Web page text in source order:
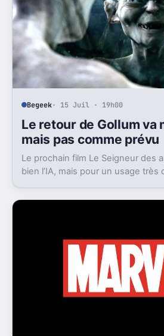
Begeek· 15 Juil · 19h00
Le retour de Gollum va
mais pas comme prévu
Le prochain film Le Seigneur des
bien l’IA, mais pour un usage très